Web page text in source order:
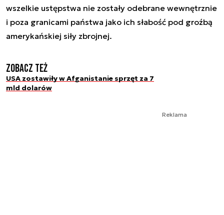
wszelkie ustępstwa nie zostały odebrane wewnętrznie
i poza granicami państwa jako ich słabość pod groźbą
amerykańskiej siły zbrojnej.
Zobacz też
USA zostawiły w Afganistanie sprzęt za 7
mld dolarów
Reklama